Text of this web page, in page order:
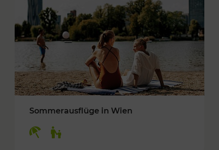
Sommerausflüge in Wien